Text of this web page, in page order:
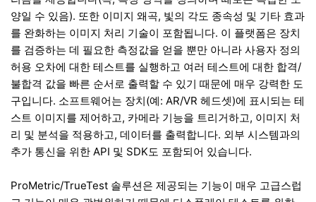
양일 수 있음). 또한 이미지 왜곡, 빛의 각도 종속성 및 기타 효과
를 완화하는 이미지 처리 기술이 포함됩니다. 이 플랫폼은 장치
를 검증하는 데 필요한 측정값을 얻을 뿐만 아니라 사용자 정의
허용 오차에 대한 테스트를 실행하고 여러 테스트에 대한 합격/
불합격 값을 빠른 순서로 출력할 수 있기 때문에 매우 강력한 도
구입니다. 소프트웨어는 장치(예: AR/VR 헤드셋)에 표시되는 테
스트 이미지를 제어하고, 카메라 기능을 트리거하고, 이미지 처
리 및 분석을 적용하고, 데이터를 출력합니다. 외부 시스템과의
추가 통신을 위한 API 및 SDK도 포함되어 있습니다.
ProMetric/TrueTest 솔루션은 제공되는 기능이 매우 고급스럽